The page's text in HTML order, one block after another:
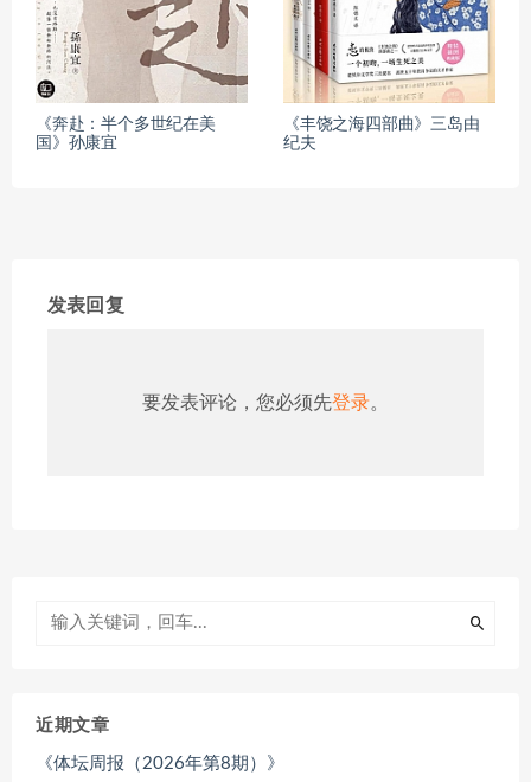
《奔赴：半个多世纪在美
国》孙康宜
《丰饶之海四部曲》三岛由
纪夫
发表回复
要发表评论，您必须先登录。
近期文章
《体坛周报（2026年第8期）》